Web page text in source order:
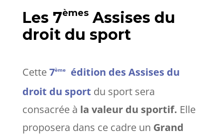
Les 7èmesAssises du
droit du sport
Cette7èmeédition des Assises du
droit du sport du sport sera
consacrée à la valeur du sportif. Elle
proposera dans ce cadre un Grand